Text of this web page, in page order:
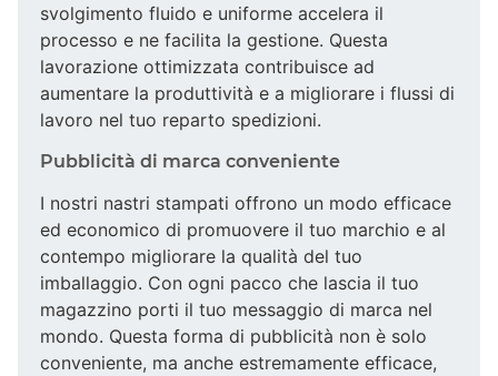
svolgimento fluido e uniforme accelera il
processo e ne facilita la gestione. Questa
lavorazione ottimizzata contribuisce ad
aumentare la produttività e a migliorare i flussi di
lavoro nel tuo reparto spedizioni.
Pubblicità di marca conveniente
I nostri nastri stampati offrono un modo efficace
ed economico di promuovere il tuo marchio e al
contempo migliorare la qualità del tuo
imballaggio. Con ogni pacco che lascia il tuo
magazzino porti il tuo messaggio di marca nel
mondo. Questa forma di pubblicità non è solo
conveniente, ma anche estremamente efficace,